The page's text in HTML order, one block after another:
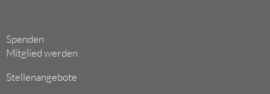
Spenden
Mitglied werden
Stellenangebote